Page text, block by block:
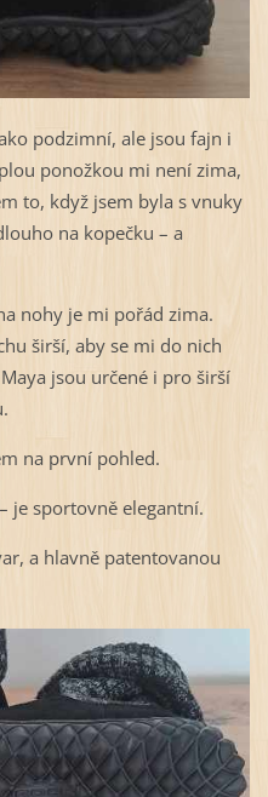
podzimní, ale jsou fajn i
ponožkou mi není zima,
to, když jsem byla s vnuky
na kopečku – a
nohy je mi pořád zima.
širší, aby se mi do nich
jsou určené i pro širší
na první pohled.
je sportovně elegantní.
a hlavně patentovanou